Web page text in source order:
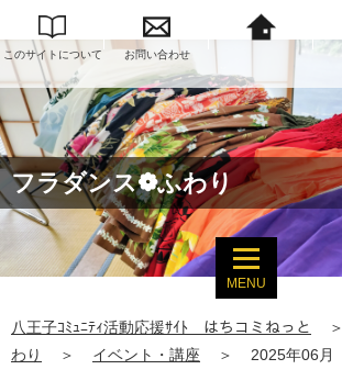
このサイトについて お問い合わせ
八王子ｺﾐｭﾆﾃｨ活動応
とへ戻る
フラダンス❁ふわり
MENU
八王子ｺﾐｭﾆﾃｨ活動応援ｻｲﾄ はちコミねっと ＞
わり
＞ イベント・講座 ＞ 2025年06月